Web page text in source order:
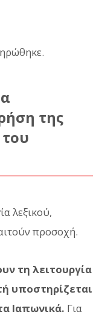
της
λεξικού,
προσοχή.
τη λειτουργία
υποστηρίζεται
Ιαπωνικά. Για